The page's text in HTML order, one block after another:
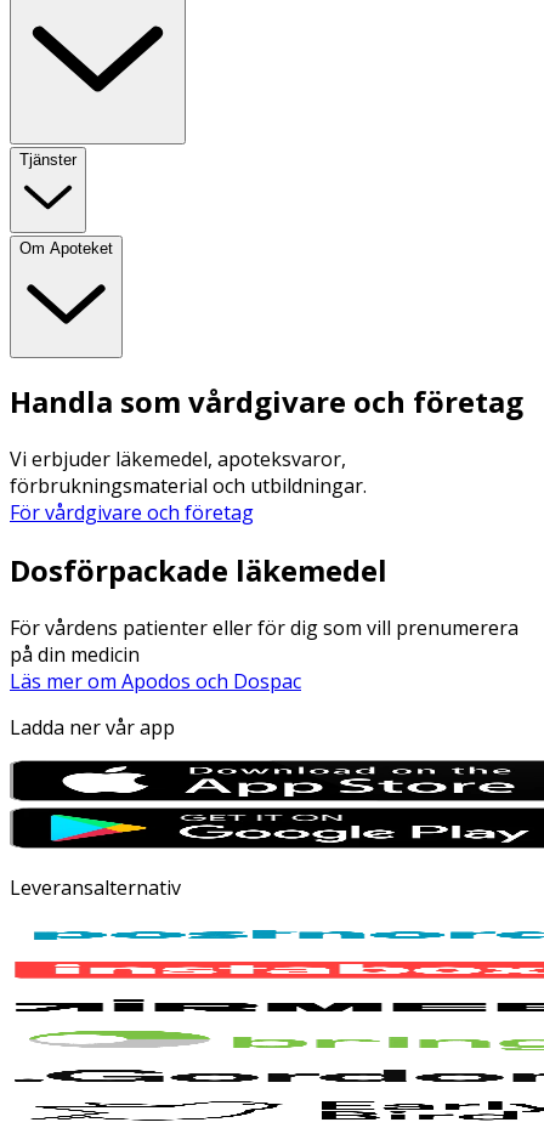
Tjänster
Om Apoteket
Handla som vårdgivare och företag
Vi erbjuder läkemedel, apoteksvaror,
förbrukningsmaterial och utbildningar.
För vårdgivare och företag
Dosförpackade läkemedel
För vårdens patienter eller för dig som vill prenumerera
på din medicin
Läs mer om Apodos och Dospac
Ladda ner vår app
Leveransalternativ